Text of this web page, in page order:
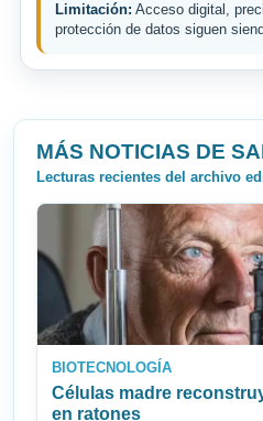
Limitación: Acceso digital,
protección de datos siguen
MÁS NOTICIAS DE
Lecturas recientes del archivo
BIOTECNOLOGÍA
Células madre
en ratones